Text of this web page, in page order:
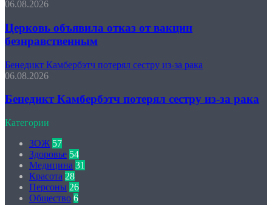
06.08.2026
Церковь объявила отказ от вакцин
безнравственным
Бенедикт Камбербэтч потерял сестру из-за рака
06.08.2026
Бенедикт Камбербэтч потерял сестру из-за рака
Категории
ЗОЖ 57
Здоровье 54
Медицина 31
Красота 28
Персоны 26
Общество 6